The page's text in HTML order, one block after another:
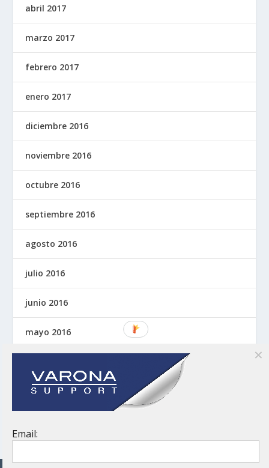
abril 2017
marzo 2017
febrero 2017
enero 2017
diciembre 2016
noviembre 2016
octubre 2016
septiembre 2016
agosto 2016
julio 2016
junio 2016
mayo 2016
marzo 2016
Email: